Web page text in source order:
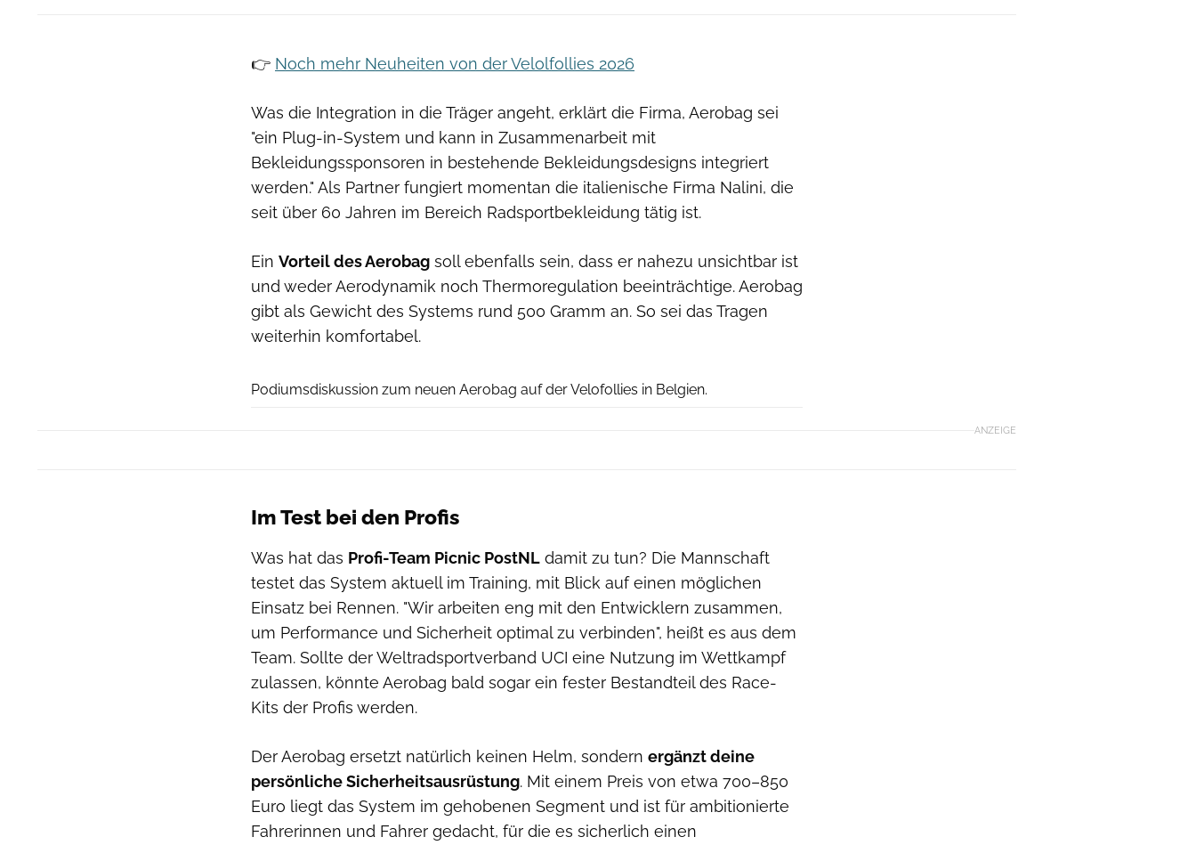
👉 Noch mehr Neuheiten von der Velolfollies 2026
Was die Integration in die Träger angeht, erklärt die Firma, Aerobag sei
"ein Plug-in-System und kann in Zusammenarbeit mit
Bekleidungssponsoren in bestehende Bekleidungsdesigns integriert
werden." Als Partner fungiert momentan die italienische Firma Nalini, die
seit über 60 Jahren im Bereich Radsportbekleidung tätig ist.
Ein Vorteil des Aerobag soll ebenfalls sein, dass er nahezu unsichtbar ist
und weder Aerodynamik noch Thermoregulation beeinträchtige. Aerobag
gibt als Gewicht des Systems rund 500 Gramm an. So sei das Tragen
weiterhin komfortabel.
Podiumsdiskussion zum neuen Aerobag auf der Velofollies in Belgien.
ANZEIGE
Im Test bei den Profis
Was hat das Profi-Team Picnic PostNL damit zu tun? Die Mannschaft
testet das System aktuell im Training, mit Blick auf einen möglichen
Einsatz bei Rennen. "Wir arbeiten eng mit den Entwicklern zusammen,
um Performance und Sicherheit optimal zu verbinden", heißt es aus dem
Team. Sollte der Weltradsportverband UCI eine Nutzung im Wettkampf
zulassen, könnte Aerobag bald sogar ein fester Bestandteil des Race-
Kits der Profis werden.
Der Aerobag ersetzt natürlich keinen Helm, sondern ergänzt deine
persönliche Sicherheitsausrüstung. Mit einem Preis von etwa 700–850
Euro liegt das System im gehobenen Segment und ist für ambitionierte
Fahrerinnen und Fahrer gedacht, für die es sicherlich einen